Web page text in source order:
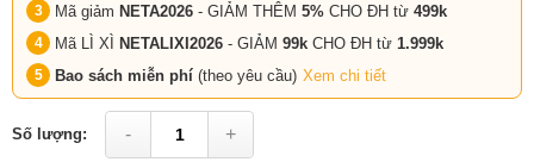
Mã giảm NETA2026 - GIẢM THÊM 5% CHO ĐH từ 499k
Mã LÌ XÌ NETALIXI2026 - GIẢM 99k CHO ĐH từ 1.999k
Bao sách miễn phí (theo yêu cầu) Xem chi tiết
Số lượng: - +